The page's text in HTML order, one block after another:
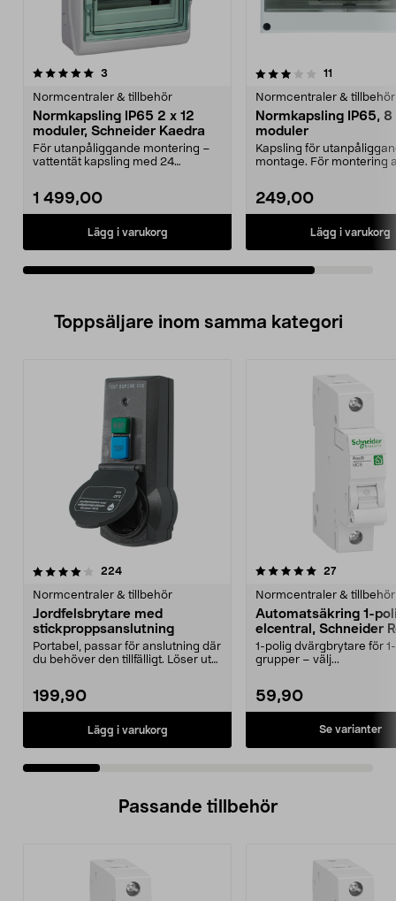
3
Normcentraler & tillbehör
Normkapsling IP65 2 x 12
moduler, Schneider Kaedra
För utanpåliggande montering –
vattentät kapsling med 24
1 499,00
Lägg i varukorg
3.5av 5 stjärnor 11
Normcentraler & tillbehör
Normkapsling IP65, 8
moduler
Kapsling för
montage. För montering
249,00
Lägg i varukorg
Toppsäljare inom samma kategori
224recensioner
Normcentraler & tillbehör
Jordfelsbrytare med
stickproppsanslutning
Portabel, passar för anslutning där
du behöver den tillfälligt. Löser ut
199,90
Lägg i varukorg
5.0 av 5 stjärnor 27recensioner
Normcentraler & tillbehör
Automatsäkring 1-
elcentral, Schneider
1-polig dvärgbrytare för
grupper – välj...
59,90
Se varianter
4.5 av 5 stjärnor
Passande tillbehör